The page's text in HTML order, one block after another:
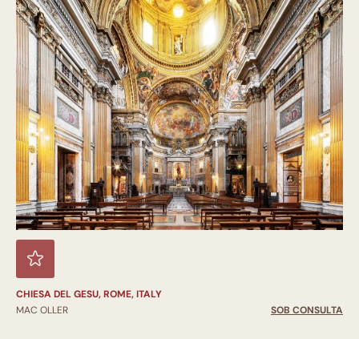
CHIESA DEL GESU, ROME, ITALY
MAC OLLER
SOB CONSULTA